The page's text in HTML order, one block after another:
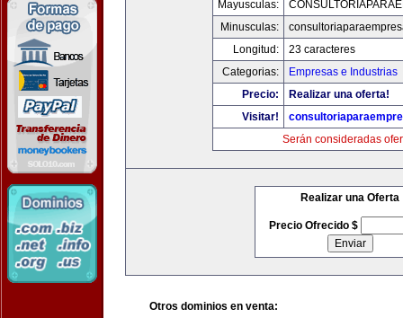
Mayusculas:
Minusculas:
Longitud:
23 caracteres
Categorias:
Empresas e Industrias
Precio:
Realizar una oferta!
Visitar!
Serán consideradas
Realizar una Oferta
Precio Ofrecido $
Otros dominios en venta: